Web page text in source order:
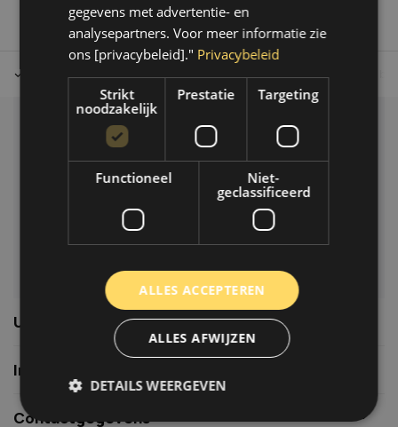
Tot 30 dagen retour sturen. Op werkdagen voor 14.00 uur
Klantenservice
Veelgestelde vragen
06-39119169
info@autoklusser.nl
Usefull links
Informatie
Contactgegevens
gegevens met advertentie- en
analysepartners. Voor meer informatie zie
ons [privacybeleid]." Privacybeleid
Strikt
noodzakelijk
Prestatie Targeting
Functioneel
Niet-
geclassificeerd
ALLES ACCEPTEREN
ALLES AFWIJZEN
DETAILS WEERGEVEN